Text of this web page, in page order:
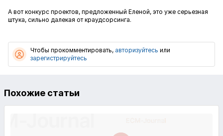
А вот конкурс проектов, предложенный Еленой, это уже серьезная
штука, сильно далекая от краудсорсинга.
Чтобы прокомментировать, авторизуйтесь или
зарегистрируйтесь
Похожие статьи